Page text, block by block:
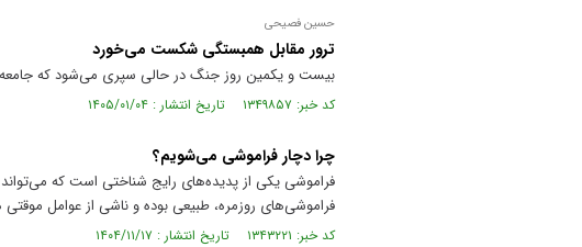
حسین فصیحی
ترور مقابل همبستگی شکست می‌خورد
بیست و یکمین روز جنگ در حالی سپری می‌شود که جامعه
کد خبر: ۱۳۴۹۸۵۷ تاریخ انتشار : ۱۴۰۵/۰۱/۰۴
چرا دچار فراموشی می‌شویم؟
فراموشی یکی از پدیده‌های رایج شناختی است که می‌تواند
فراموشی‌های روزمره، طبیعی بوده و ناشی از عوامل
کد خبر: ۱۳۴۳۲۲۱ تاریخ انتشار : ۱۴۰۴/۱۱/۱۷